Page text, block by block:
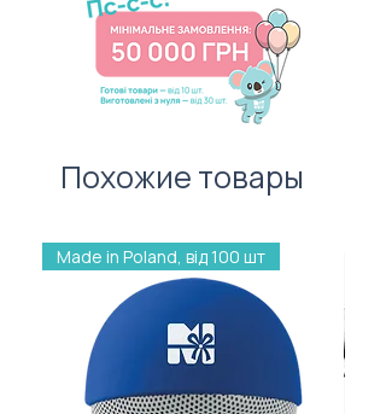
листівку — важливий атрибут
першого враження!
Похожие товары
Made in Poland, від 100 шт